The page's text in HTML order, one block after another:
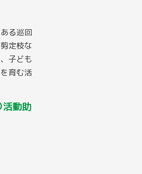
る巡回
定枝な
子ども
育む活
活動助